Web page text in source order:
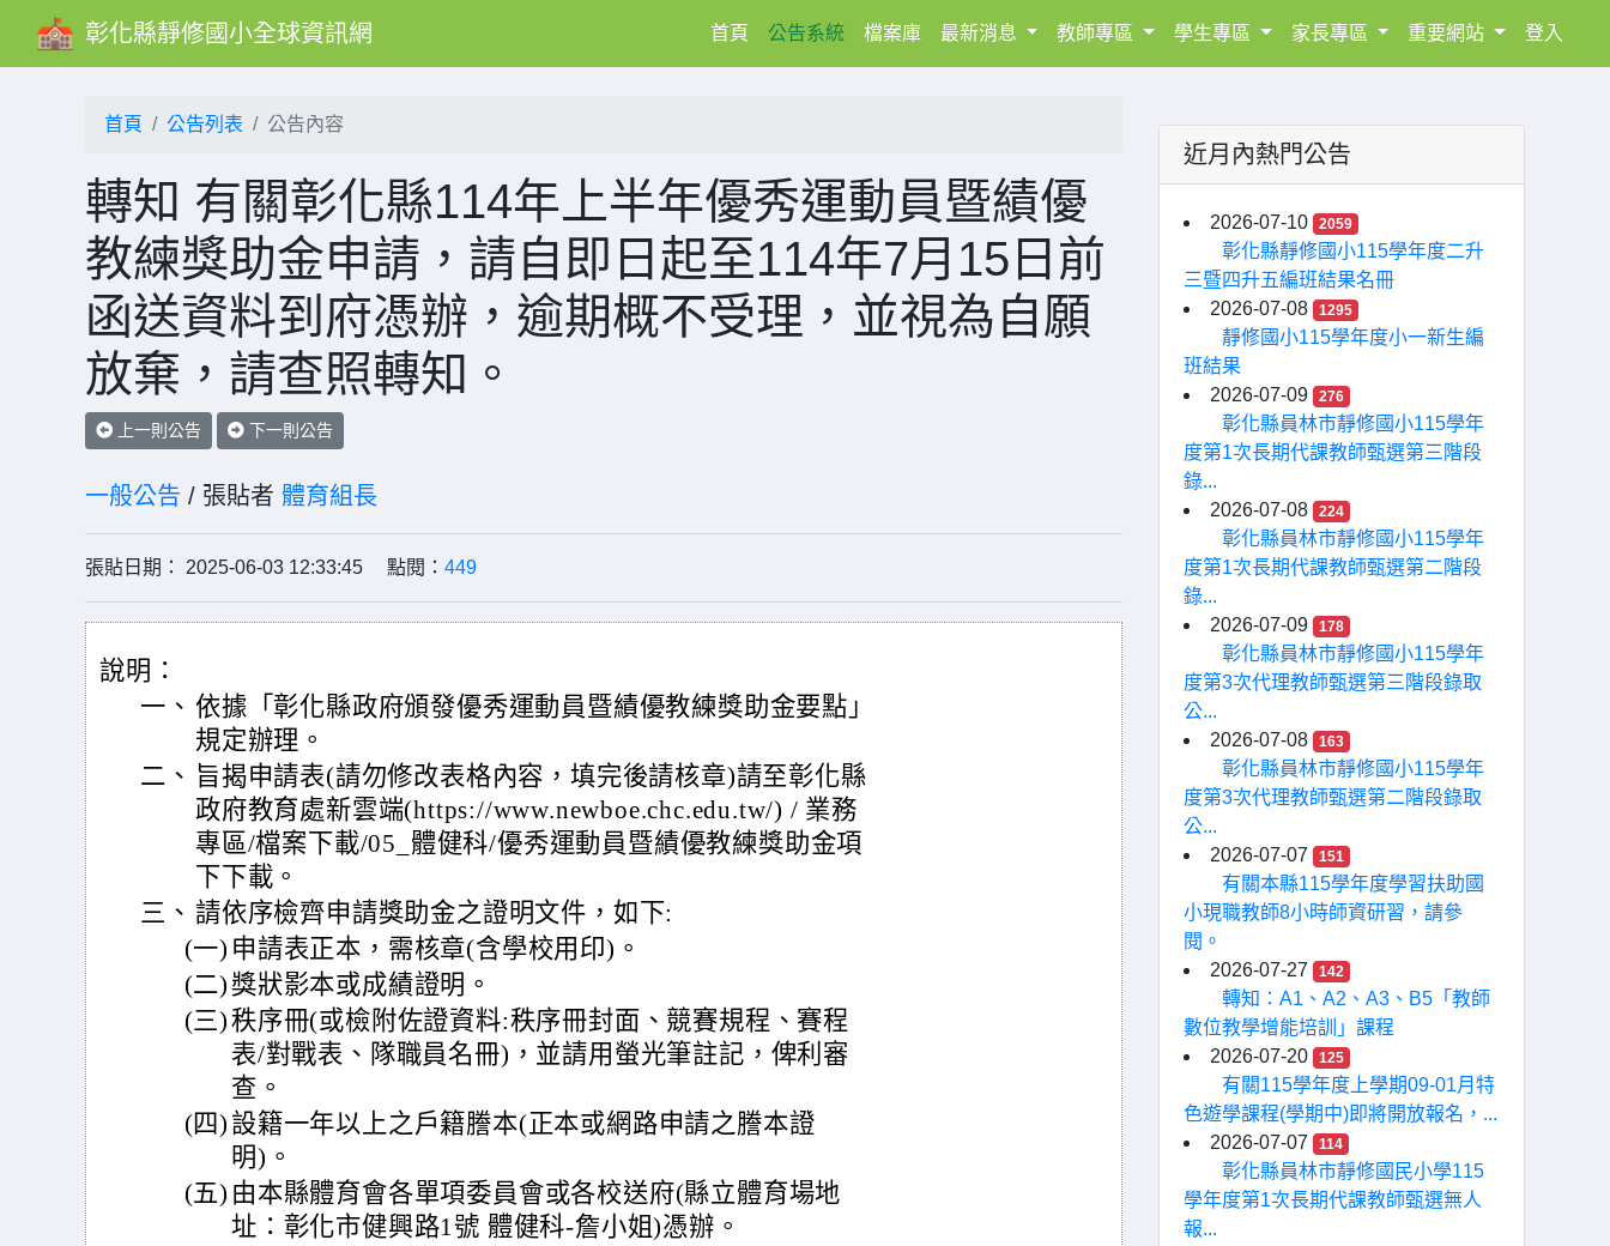
彰化縣靜修國小全球資訊網 首頁(current)
公告系統 檔案庫 最新消息 教師專區 學生專區 家長專區 重要網站 登入
首頁 公告列表 公告內容
轉知 有關彰化縣114年上半年優秀運動員暨績優
教練獎助金申請，請自即日起至114年7月15日前
函送資料到府憑辦，逾期概不受理，並視為自願
放棄，請查照轉知。
上一則公告 下一則公告
一般公告 / 張貼者 體育組長
張貼日期： 2025-06-03 12:33:45 點閱： 449
說明：
一、 依據「彰化縣政府頒發優秀運動員暨績優教練獎助金要點」
規定辦理。
二、 旨揭申請表(請勿修改表格內容，填完後請核章)請至彰化縣
政府教育處新雲端(https://www.newboe.chc.edu.tw/) / 業務
專區/檔案下載/05_體健科/優秀運動員暨績優教練獎助金項
下下載。
三、 請依序檢齊申請獎助金之證明文件，如下:
(一) 申請表正本，需核章(含學校用印)。
(二) 獎狀影本或成績證明。
(三)秩序冊(或檢附佐證資料:秩序冊封面、競賽規程、賽程
表/對戰表、隊職員名冊)，並請用螢光筆註記，俾利審
查。
(四) 設籍一年以上之戶籍謄本(正本或網路申請之謄本證
明)。
(五) 由本縣體育會各單項委員會或各校送府(縣立體育場地
址：彰化市健興路1號 體健科-詹小姐)憑辦。
近月內熱門公告
2026-07-10 2059
彰化縣靜修國小115學年度二升
三暨四升五編班結果名冊
2026-07-08
1295
靜修國小115學年度小一新生編
班結果
2026-07-09
276
彰化縣員林市靜修國小115學年
度第1次長期代課教師甄選第三階段
錄...
2026-07-08
224
彰化縣員林市靜修國小115學年
度第1次長期代課教師甄選第二階段
錄...
2026-07-09
178
彰化縣員林市靜修國小115學年
度第3次代理教師甄選第三階段錄取
公...
2026-07-08
163
彰化縣員林市靜修國小115學年
度第3次代理教師甄選第二階段錄取
公...
2026-07-07
151
有關本縣115學年度學習扶助國
小現職教師8小時師資研習，請參
閱。
2026-07-27
142
轉知：A1、A2、A3、B5「教師
數位教學增能培訓」課程
2026-07-20
125
有關115學年度上學期09-01月特
色遊學課程(學期中)即將開放報名，...
2026-07-07
114
彰化縣員林市靜修國民小學115
學年度第1次長期代課教師甄選無人
報...